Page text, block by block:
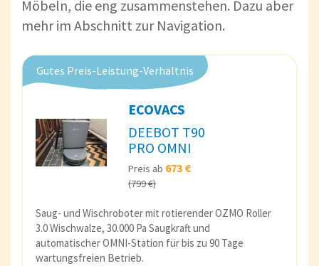
Möbeln, die eng zusammenstehen. Dazu aber
mehr im Abschnitt zur Navigation.
Gutes Preis-Leistung-Verhältnis
ECOVACS
DEEBOT T90
PRO OMNI
Preis ab 673 €
(799 €)
Saug- und Wischroboter mit rotierender OZMO Roller
3.0 Wischwalze, 30.000 Pa Saugkraft und
automatischer OMNI-Station für bis zu 90 Tage
wartungsfreien Betrieb.